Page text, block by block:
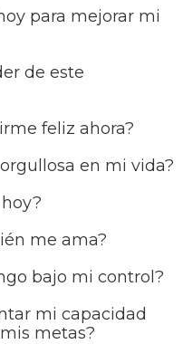
para mejorar mi
de este
feliz ahora?
en mi vida?
me ama?
bajo mi control?
mi capacidad
metas?